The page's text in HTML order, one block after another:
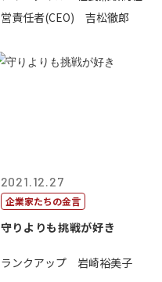
営責任者(CEO) 吉松徹郎
2021.12.27
企業家たちの金言
守りよりも挑戦が好き
ランクアップ 岩崎裕美子